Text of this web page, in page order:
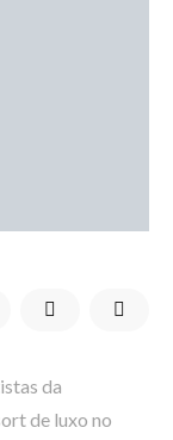
da
de luxo no